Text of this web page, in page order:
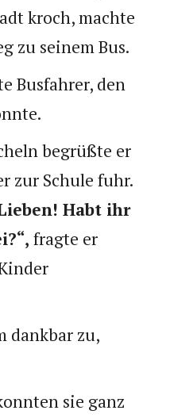
kroch, machte
zu seinem Bus.
Busfahrer, den
begrüßte er
zur Schule fuhr.
Habt ihr
fragte er
dankbar zu,
sie ganz